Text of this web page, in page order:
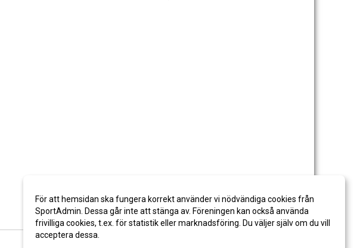
För att hemsidan ska fungera korrekt använder vi nödvändiga cookies från
SportAdmin. Dessa går inte att stänga av. Föreningen kan också använda
frivilliga cookies, t.ex. för statistik eller marknadsföring. Du väljer själv om du vill
acceptera dessa.